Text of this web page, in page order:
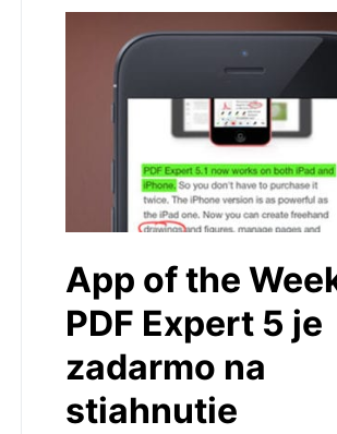
App of the
PDF Expert 5 je
zadarmo na
stiahnutie